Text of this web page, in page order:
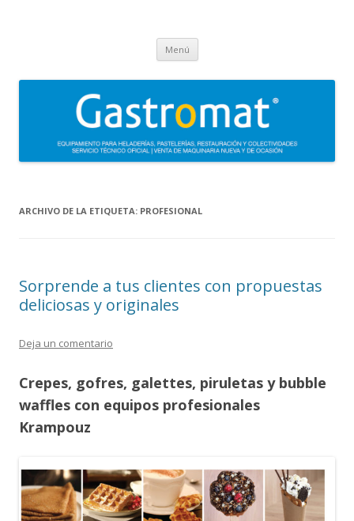
de maquinaria para heladerías, pastelerías, restauración y
Menú Saltar
contenido
ARCHIVO DE LA ETIQUETA: PROFESIONAL
Sorprende a tus clientes con propuestas
deliciosas y originales
Deja un comentario
Crepes, gofres, galettes, piruletas y bubble
waffles con equipos profesionales
Krampouz